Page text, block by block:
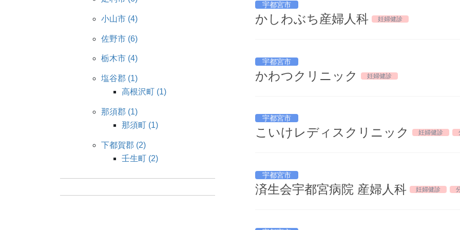
宇都宮市
かしわぶち産婦人科 妊婦健診
宇都宮市
かわつクリニック 妊婦健診
宇都宮市
こいけレディスクリニック 妊婦健診
宇都宮市
済生会宇都宮病院 産婦人科 妊婦健診
小山市 (4)
佐野市 (6)
栃木市 (4)
塩谷郡 (1)
高根沢町 (1)
那須郡 (1)
那須町 (1)
下都賀郡 (2)
壬生町 (2)